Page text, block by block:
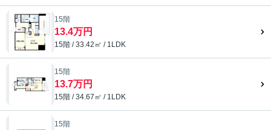
15階
13.4万円
15階 / 33.42㎡ / 1LDK
15階
13.7万円
15階 / 34.67㎡ / 1LDK
15階